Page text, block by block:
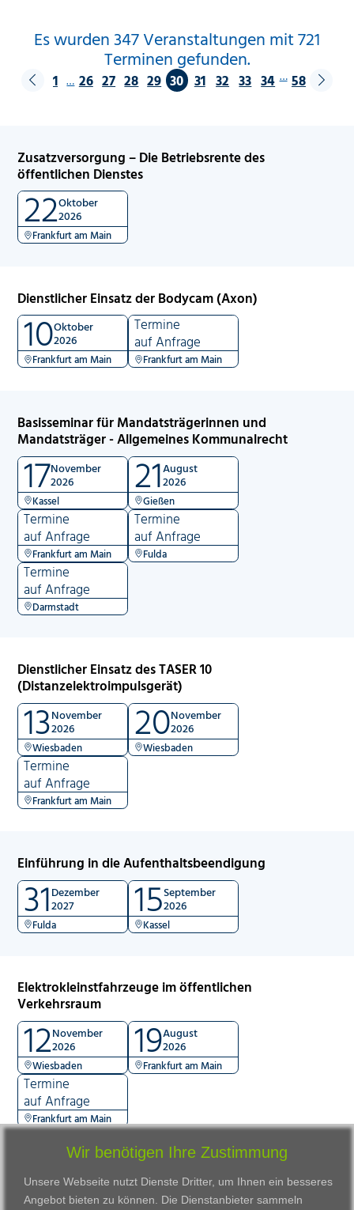
Es wurden 347 Veranstaltungen mit 721
Terminen gefunden.
1 … 26 27 28 29 30 31 32 33 34 … 58
Zusatzversorgung – Die Betriebsrente des
öffentlichen Dienstes
22Oktober
2026
Frankfurt am Main
Dienstlicher Einsatz der Bodycam (Axon)
10Oktober
2026
Frankfurt am Main
Termine
auf Anfrage
Frankfurt am Main
Basisseminar für Mandatsträgerinnen und
Mandatsträger - Allgemeines Kommunalrecht
17November
2026
Kassel 21August
2026
Gießen
Termine
auf Anfrage
Frankfurt am Main
Termine
auf Anfrage
Fulda
Termine
auf Anfrage
Darmstadt
Dienstlicher Einsatz des TASER 10
(Distanzelektroimpulsgerät)
13November
2026
Wiesbaden 20November
2026
Wiesbaden
Termine
auf Anfrage
Frankfurt am Main
Einführung in die Aufenthaltsbeendigung
31Dezember
2027
Fulda 15September
2026
Kassel
Elektrokleinstfahrzeuge im öffentlichen
Verkehrsraum
12November
2026
Wiesbaden 19August
2026
Frankfurt am Main
Termine
auf Anfrage
Frankfurt am Main
Wir benötigen Ihre Zustimmung
Unsere Webseite nutzt Dienste Dritter, um Ihnen ein besseres
Angebot bieten zu können. Die Dienstanbieter sammeln